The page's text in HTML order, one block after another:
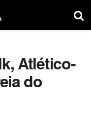
Atlético-
do